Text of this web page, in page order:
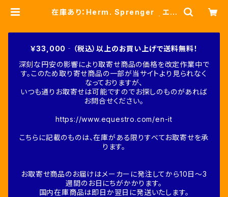
在庫あり：Herm. Sprenger エッ
￥33,000‐（税込）以上のお買い上げで送料無料！
深刻な円安の影響により取寄せ商品の価格を改定作業中で
す。このため取り寄せ商品の一部が当サイトより見られなく
なっておりますが、
いつも通りお取寄せは可能ですのでお探しのものがあれば
お問合せください。
https://www.equestro.com/en-it
こちらに記載のものは、在庫がある限りすべてお取寄せを承
ります。
お取寄せ商品のお届けはメーカーに発注してから10日～3
週間のお日にちがかかります。
国内在庫商品は即日か翌日に発送いたします。